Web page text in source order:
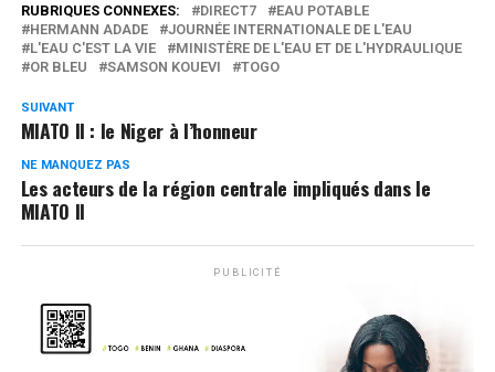
RUBRIQUES CONNEXES: DIRECT7
EAU POTABLE
HERMANN ADADE
JOURNÉE INTERNATIONALE DE L'EAU
L'EAU C'EST LA VIE
MINISTÈRE DE L'EAU ET DE L'HYDRAULIQUE
OR BLEU
SAMSON KOUEVI TOGO
SUIVANT
MIATO II : le Niger à l’honneur
NE MANQUEZ PAS
Les acteurs de la région centrale impliqués dans le
MIATO II
PUBLICITÉ